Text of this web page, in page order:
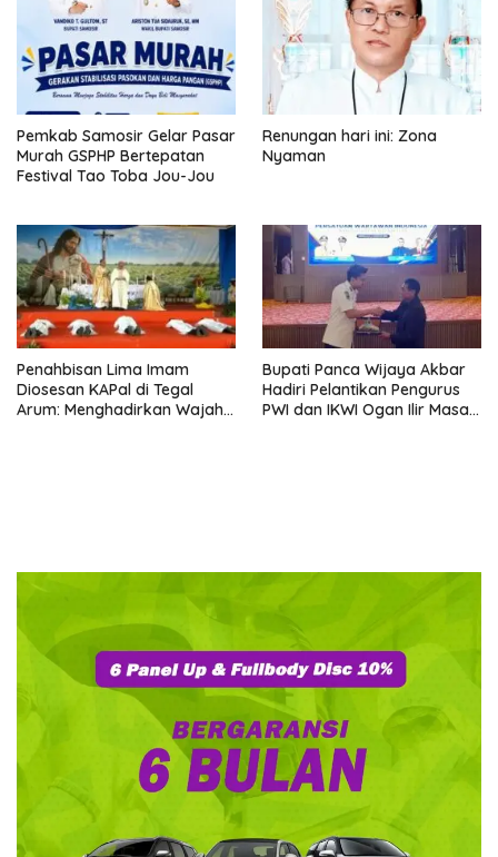
Pemkab Samosir Gelar Pasar
Murah GSPHP Bertepatan
Festival Tao Toba Jou-Jou
Renungan hari ini: Zona
Nyaman
Penahbisan Lima Imam
Diosesan KAPal di Tegal
Arum: Menghadirkan Wajah
Bupati Panca Wijaya Akbar
Hadiri Pelantikan Pengurus
PWI dan IKWI Ogan Ilir Masa